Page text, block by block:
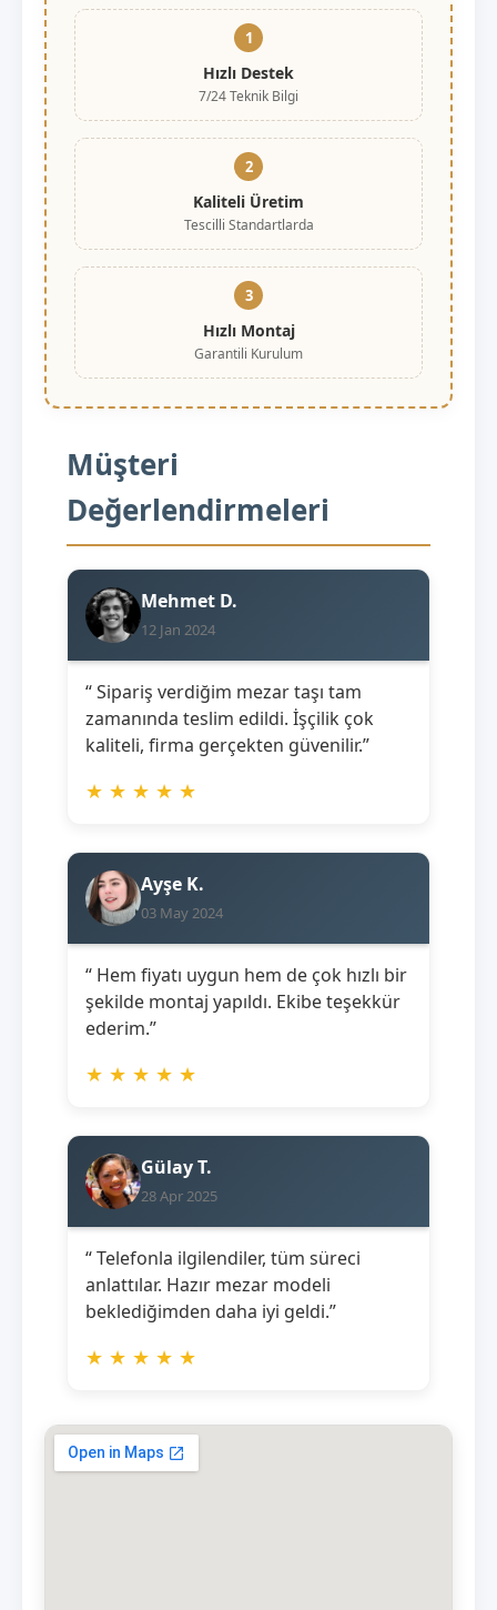
1
Hızlı Destek
7/24 Teknik Bilgi
2
Kaliteli Üretim
Tescilli Standartlarda
3
Hızlı Montaj
Garantili Kurulum
Müşteri
Değerlendirmeleri
Mehmet D.
12 Jan 2024
“ Sipariş verdiğim mezar taşı tam
zamanında teslim edildi. İşçilik çok
kaliteli, firma gerçekten güvenilir.”
★ ★ ★ ★ ★
Ayşe K.
03 May 2024
“ Hem fiyatı uygun hem de çok hızlı bir
şekilde montaj yapıldı. Ekibe teşekkür
ederim.”
★ ★ ★ ★ ★
Gülay T.
28 Apr 2025
“ Telefonla ilgilendiler, tüm süreci
anlattılar. Hazır mezar modeli
beklediğimden daha iyi geldi.”
★ ★ ★ ★ ★